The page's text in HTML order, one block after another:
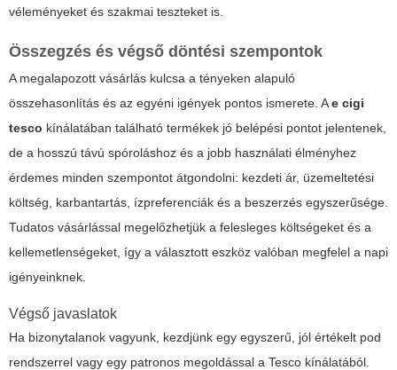
véleményeket és szakmai teszteket is.
Összegzés és végső döntési szempontok
A megalapozott vásárlás kulcsa a tényeken alapuló
összehasonlítás és az egyéni igények pontos ismerete. Ae cigi
tesco kínálatában található termékek jó belépési pontot jelentenek,
de a hosszú távú spóroláshoz és a jobb használati élményhez
érdemes minden szempontot átgondolni: kezdeti ár, üzemeltetési
költség, karbantartás, ízpreferenciák és a beszerzés egyszerűsége.
Tudatos vásárlással megelőzhetjük a felesleges költségeket és a
kellemetlenségeket, így a választott eszköz valóban megfelel a napi
igényeinknek.
Végső javaslatok
Ha bizonytalanok vagyunk, kezdjünk egy egyszerű, jól értékelt pod
rendszerrel vagy egy patronos megoldással a Tesco kínálatából.